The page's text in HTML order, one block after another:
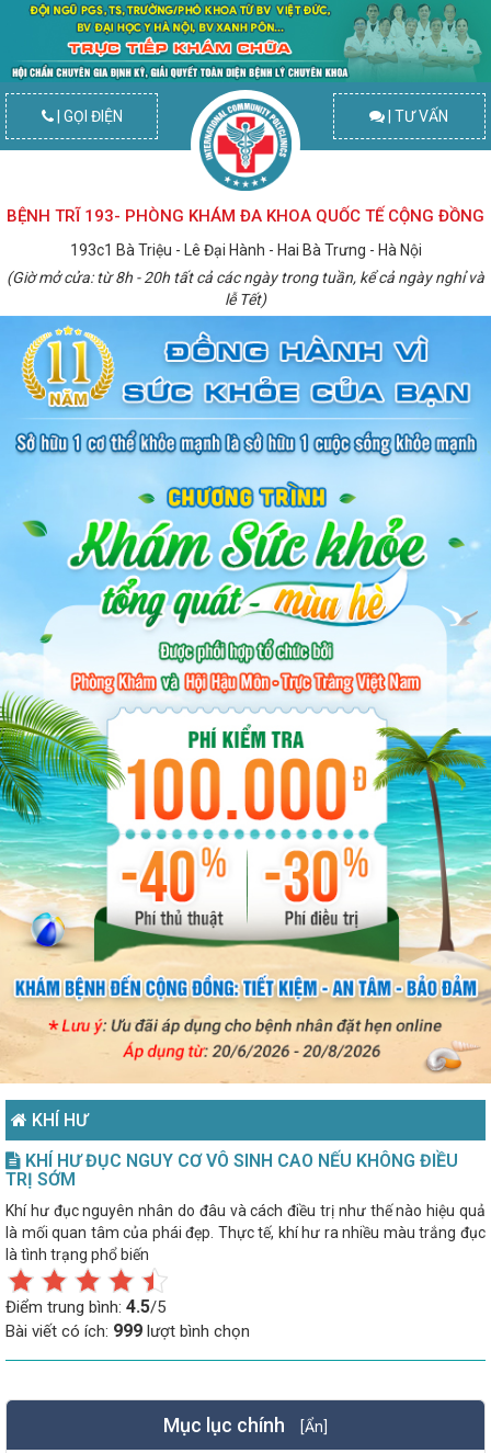
| GỌI ĐIỆN | TƯ VẤN
BỆNH TRĨ 193- PHÒNG KHÁM ĐA KHOA QUỐC TẾ CỘNG ĐỒNG
193c1 Bà Triệu - Lê Đại Hành - Hai Bà Trưng - Hà Nội
(Giờ mở cửa: từ 8h - 20h tất cả các ngày trong tuần, kể cả ngày nghỉ và
lễ Tết)
KHÍ HƯ
KHÍ HƯ ĐỤC NGUY CƠ VÔ SINH CAO NẾU KHÔNG ĐIỀU
TRỊ SỚM
Khí hư đục nguyên nhân do đâu và cách điều trị như thế nào hiệu quả
là mối quan tâm của phái đẹp. Thực tế, khí hư ra nhiều màu trắng đục
là tình trạng phổ biến
Điểm trung bình: 4.5/5
Bài viết có ích: 999 lượt bình chọn
Mục lục chính [Ẩn]